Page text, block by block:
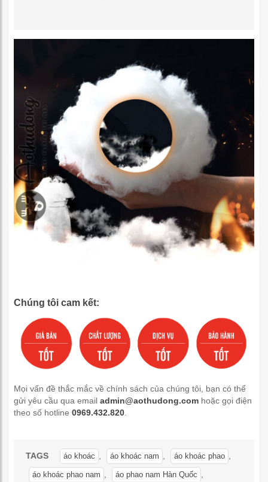
Chúng tôi cam kết:
Mọi vấn đề thắc mắc về chính sách của chúng tôi, bạn có thể
gửi yêu cầu qua email admin@aothudong.com hoặc gọi điện
theo số hotline 0969.432.820
TAGS áo khoác áo khoác nam áo khoác phao
áo khoác phao nam áo phao nam Hàn Quốc